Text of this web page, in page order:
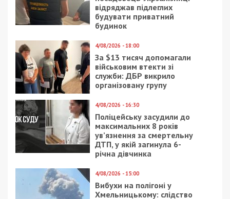
СУСПІЛЬСТВО
27/12/2016 - 14:25
Днепряне собрали 900
голосов за увольнение
Лысенко
27/11/2020 - 15:00
молотком: в Днепре
ликвидировали банду
рейдеров